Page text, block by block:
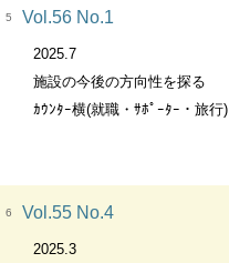
5 Vol.56 No.1
2025.7
施設の今後の方向性を探る
ｶｳﾝﾀｰ横(就職・ｻﾎﾟｰﾀｰ・旅行)
6 Vol.55 No.4
2025.3